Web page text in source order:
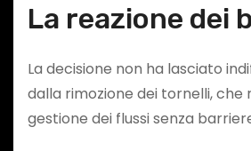
La reazione dei
La decisione non ha lasciato
dalla rimozione dei tornelli,
gestione dei flussi senza